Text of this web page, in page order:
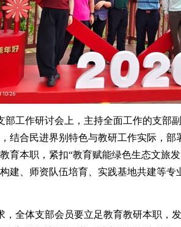
部工作研讨会上，主持全面工作的支部
结合民进界别特色与教研工作实际，部
育本职，紧扣“教育赋能绿色生态文旅
建、师资队伍培育、实践基地共建等专
，全体支部会员要立足教育教研本职，